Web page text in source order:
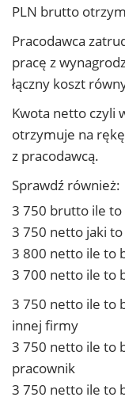
PLN brutto
Pracodawca
pracę z
łączny koszt
Kwota netto czyli
otrzymuje na
z pracodawcą.
Sprawdź również:
3 750 brutto ile
3 750 netto jaki
3 800 netto ile to
3 700 netto ile to
3 750 netto ile to
innej firmy
3 750 netto ile to
pracownik
3 750 netto ile to